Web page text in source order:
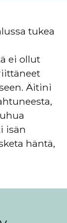
tukea
ei ollut
Äitini
isän
häntä,